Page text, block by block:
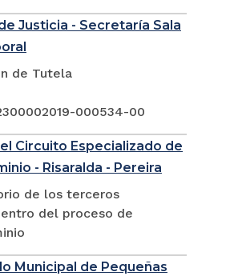
Justicia - Secretaría Sala
de Tutela
000534-00
Circuito Especializado de
- Risaralda - Pereira
de los terceros
del proceso de
Municipal de Pequeñas